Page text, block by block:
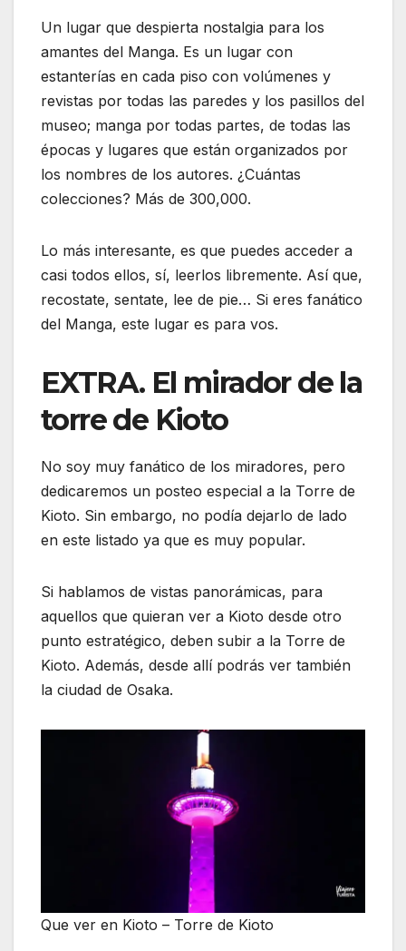
Un lugar que despierta nostalgia para los
amantes del Manga. Es un lugar con
estanterías en cada piso con volúmenes y
revistas por todas las paredes y los pasillos del
museo; manga por todas partes, de todas las
épocas y lugares que están organizados por
los nombres de los autores. ¿Cuántas
colecciones? Más de 300,000.
Lo más interesante, es que puedes acceder a
casi todos ellos, sí, leerlos libremente. Así que,
recostate, sentate, lee de pie… Si eres fanático
del Manga, este lugar es para vos.
EXTRA. El mirador de la
torre de Kioto
No soy muy fanático de los miradores, pero
dedicaremos un posteo especial a la Torre de
Kioto. Sin embargo, no podía dejarlo de lado
en este listado ya que es muy popular.
Si hablamos de vistas panorámicas, para
aquellos que quieran ver a Kioto desde otro
punto estratégico, deben subir a la Torre de
Kioto. Además, desde allí podrás ver también
la ciudad de Osaka.
Que ver en Kioto – Torre de Kioto